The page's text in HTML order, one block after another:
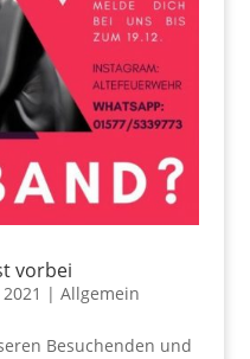
vorbei
| Allgemein
Besuchenden und